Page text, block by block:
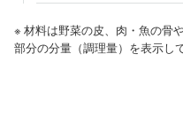
※ 材料は野菜の皮、肉・魚の骨
部分の分量（調理量）を表示し